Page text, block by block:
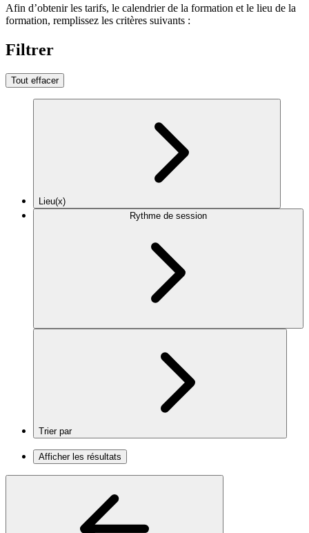
Afin d’obtenir les tarifs, le calendrier de la formation et le lieu de la
formation, remplissez les critères suivants :
Filtrer
Tout effacer
Lieu(x)
Rythme de session
Trier par
Afficher les résultats